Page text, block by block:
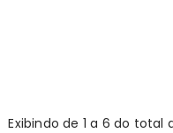
Exibindo de 1 a 6 do total